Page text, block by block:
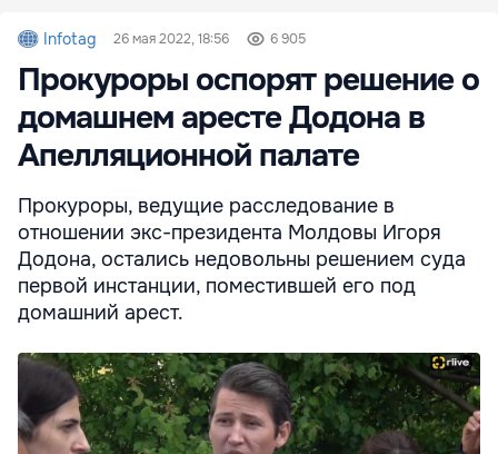
Infotag 26 мая 2022, 18:56 6 905
Прокуроры оспорят решение о
домашнем аресте Додона в
Апелляционной палате
Прокуроры, ведущие расследование в
отношении экс-президента Молдовы Игоря
Додона, остались недовольны решением суда
первой инстанции, поместившей его под
домашний арест.